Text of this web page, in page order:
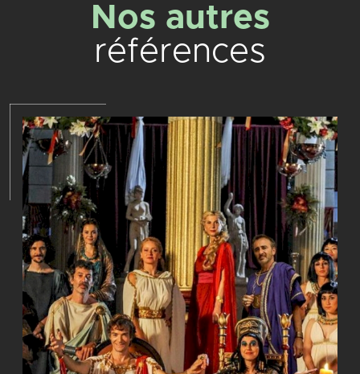
Nos autres
références